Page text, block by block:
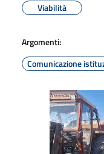
Viabilità
Argomenti:
Comunicazione